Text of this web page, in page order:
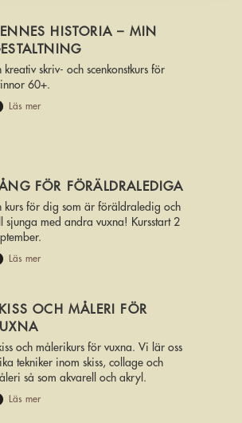
HISTORIA – MIN
kreativ skriv- och scenkonstkurs för
60+.
Läs mer
FÖR FÖRÄLDRALEDIGA
kurs för dig som är föräldraledig och
sjunga med andra vuxna! Kursstart 2
Läs mer
OCH MÅLERI FÖR
och målerikurs för vuxna. Vi lär oss
tekniker inom skiss, collage och
så som akvarell och akryl.
Läs mer